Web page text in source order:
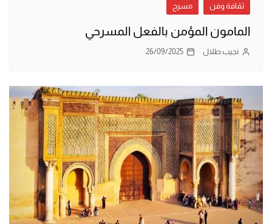
ثقافة وفن مسرح
المامون المؤمن بالفعل المسرحي
نجيب طلال 26/09/2025